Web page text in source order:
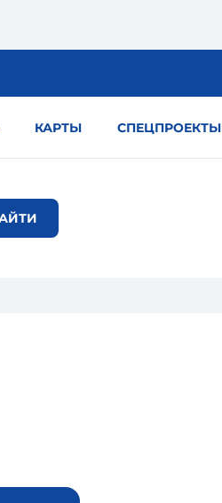
КАРТЫ СПЕЦПРОЕКТЫ